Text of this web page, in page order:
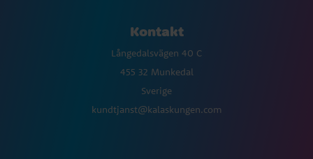
Kontakt
Långedalsvägen 40 C
455 32 Munkedal
Sverige
kundtjanst@kalaskungen.com